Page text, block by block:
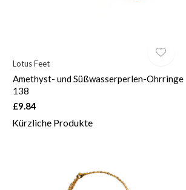
Lotus Feet
Amethyst- und Süßwasserperlen-Ohrringe
138
£9.84
Kürzliche Produkte